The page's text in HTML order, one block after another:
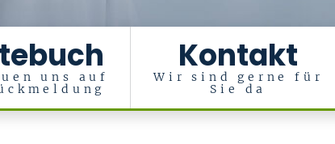
uns auf
Kontakt
Wir sind gerne für
Sie da